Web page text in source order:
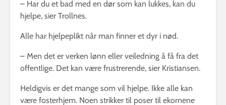
– Har du et bad med en dør som kan lukkes, kan du
hjelpe, sier Trollnes.
Alle har hjelpeplikt når man finner et dyr i nød.
– Men det er verken lønn eller veiledning å få fra det
offentlige. Det kan være frustrerende, sier Kristiansen.
Heldigvis er det mange som vil hjelpe. Ikke alle kan
være fosterhjem. Noen strikker til poser til ekornene